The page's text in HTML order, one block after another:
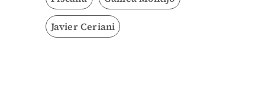
Javier Ceriani